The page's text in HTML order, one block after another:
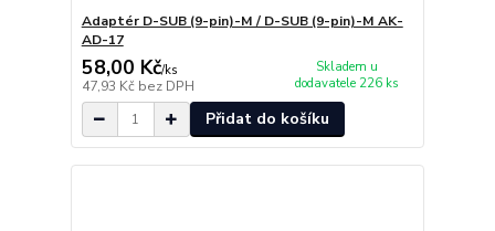
Adaptér D-SUB (9-pin)-M / D-SUB (9-pin)-M AK-
AD-17
58,00 Kč/ks
47,93 Kč bez DPH
Skladem u
dodavatele 226 ks
Přidat do košíku